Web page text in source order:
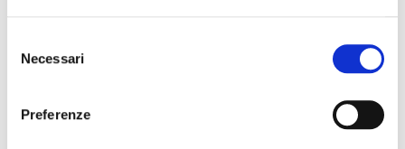
delNecessari
Preferenze
risultato cromatico desiderato. Modalitá d'uso: Si prega di
testare il prodotto su una parte nascosta prima di procedere
colorazione, rimuovere lo sporco e lo strato protettivo della